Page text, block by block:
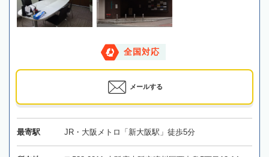
全国対応
メールする
最寄駅 JR・大阪メトロ「新大阪駅」徒歩5分